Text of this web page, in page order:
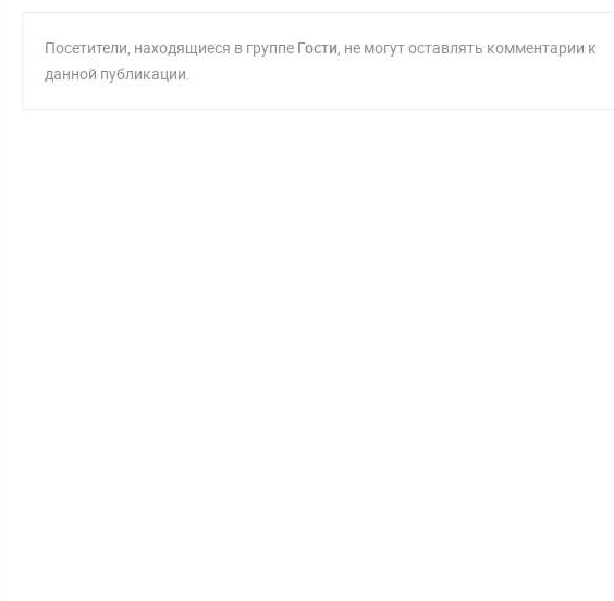
Посетители, находящиеся в группе Гости, не могут оставлять комментарии к
данной публикации.